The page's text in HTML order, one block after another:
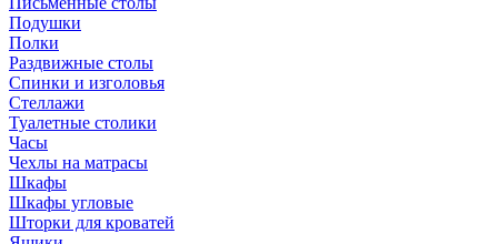
Подушки
Полки
Раздвижные столы
Спинки и изголовья
Стеллажи
Туалетные столики
Часы
Чехлы на матрасы
Шкафы
Шкафы угловые
Шторки для кроватей